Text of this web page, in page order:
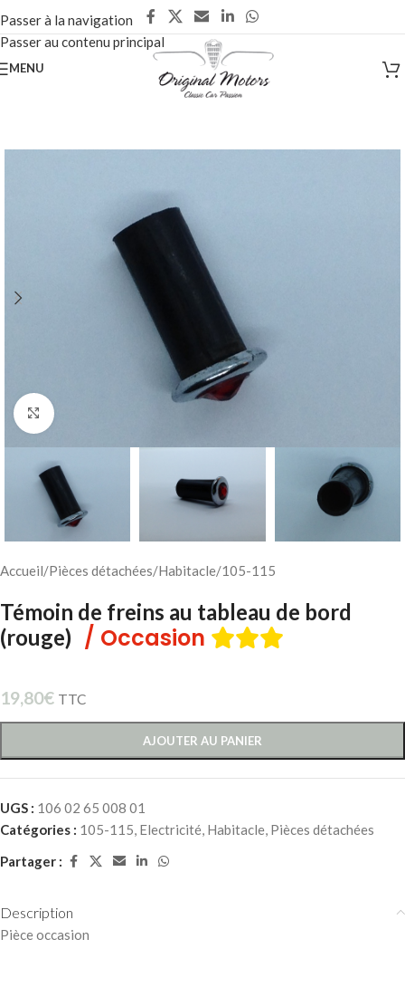
Passer à la navigation
Passer au contenu principal
MENU
Cliquez pour agrandir
Accueil/Pièces détachées/Habitacle/105-115
Témoin de freins au tableau de bord
(rouge) / Occasion
19,80€ TTC
AJOUTER AU PANIER
UGS : 106 02 65 008 01
Catégories : 105-115, Electricité, Habitacle, Pièces détachées
Partager :
Description
Pièce occasion